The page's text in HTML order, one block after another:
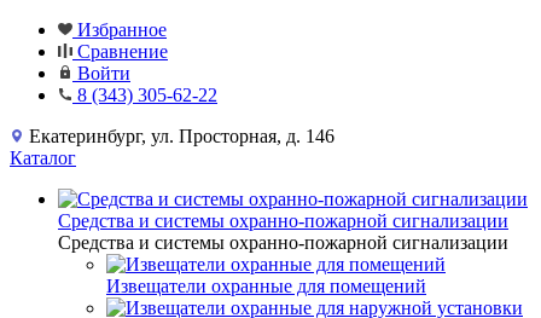
Избранное
Сравнение
Войти
8 (343) 305-62-22
Екатеринбург, ул. Просторная, д. 146
Каталог
Средства и системы охранно-пожарной сигнализации
Средства и системы охранно-пожарной сигнализации
Извещатели охранные для помещений